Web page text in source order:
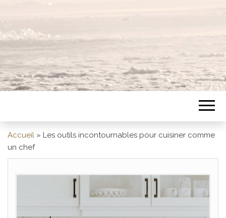
Accueil » Les outils incontournables pour cuisiner comme
un chef